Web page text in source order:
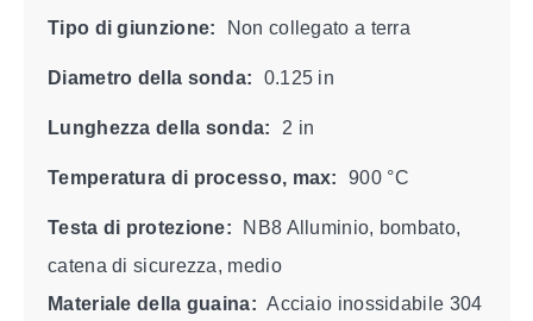
Tipo di giunzione: Non collegato a terra
Diametro della sonda: 0.125 in
Lunghezza della sonda: 2 in
Temperatura di processo, max: 900 °C
Testa di protezione:
NB8 Alluminio, bombato,
catena di sicurezza, medio
Materiale della guaina: Acciaio inossidabile 304